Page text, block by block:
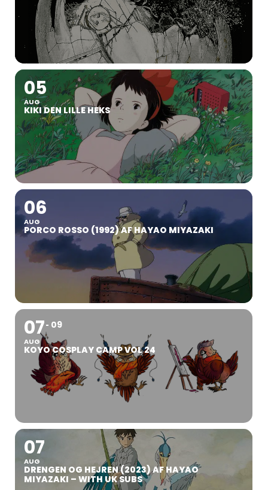
05
AUG
KIKI DEN LILLE HEKS
06
AUG
PORCO ROSSO (1992) AF HAYAO MIYAZAKI
07
AUG
09
KOYO COSPLAY CAMP VOL 24
07
AUG
DRENGEN OG HEJREN (2023) AF HAYAO
MIYAZAKI – WITH UK SUBS